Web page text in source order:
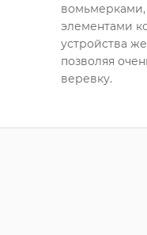
вомьмерками,
элементами
устройства
позволяя
веревку.